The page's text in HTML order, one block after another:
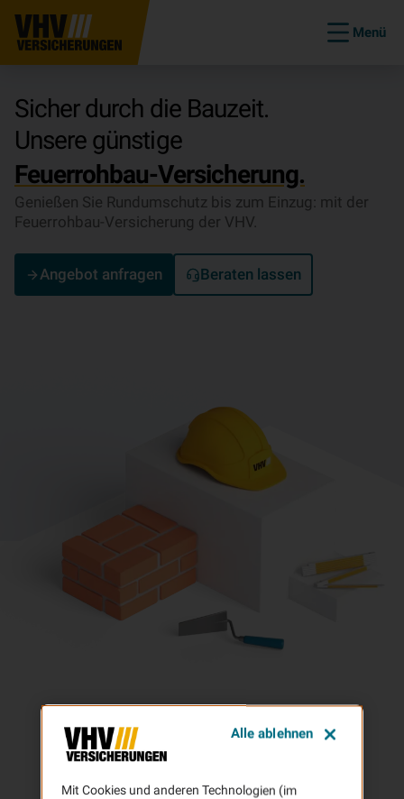
Menü
Sicher durch die Bauzeit.
Unsere günstige
Feuerrohbau-Versicherung.
Genießen Sie Rundumschutz bis zum Einzug: mit der
Feuerrohbau-Versicherung der VHV.
Angebot anfragen Beraten lassen
Mit Cookies und anderen Technologien (im
Alle ablehnen